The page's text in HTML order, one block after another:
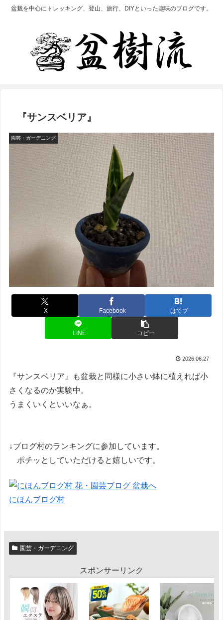
盆栽を中心にトレッキング、登山、旅行、DIYといった趣味のブログです。
『サンスベリア』
園芸・ガーデニング
X Facebook はてブ
LINE コピー
2026.06.27
『サンスベリア』も盆栽と同様に小さい鉢に植えれば小
さくなるのか実験中。
うまくいくといいなぁ。
↓ブログ村のランキングに参加しています。
ポチッとしていただけると嬉しいです。
にほんブログ村
園芸・ガーデニング
スポンサーリンク